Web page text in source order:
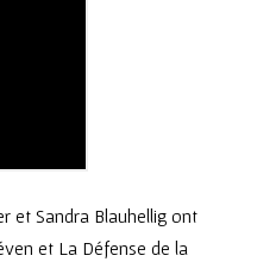
et Sandra Blauhellig ont
et La Défense de la